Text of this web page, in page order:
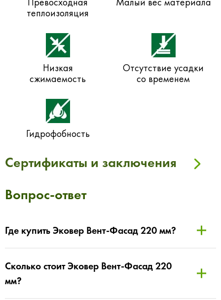
теплоизоляция
Низкая
сжимаемость
Отсутствие усадки
со временем
Гидрофобность
Сертификаты и заключения
Вопрос-ответ
Где купить Эковер Вент-Фасад 220 мм?
Сколько стоит Эковер Вент-Фасад 220
мм?